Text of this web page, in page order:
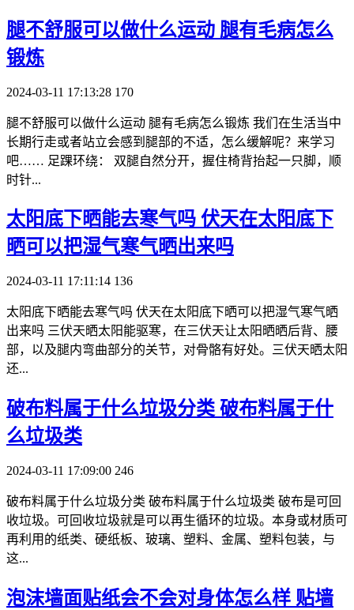
​腿不舒服可以做什么运动 腿有毛病怎么
锻炼
2024-03-11 17:13:28 170
腿不舒服可以做什么运动 腿有毛病怎么锻炼 我们在生活当中
长期行走或者站立会感到腿部的不适，怎么缓解呢？来学习
吧…… 足踝环绕： 双腿自然分开，握住椅背抬起一只脚，顺
时针...
​太阳底下晒能去寒气吗 伏天在太阳底下
晒可以把湿气寒气晒出来吗
2024-03-11 17:11:14 136
太阳底下晒能去寒气吗 伏天在太阳底下晒可以把湿气寒气晒
出来吗 三伏天晒太阳能驱寒，在三伏天让太阳晒晒后背、腰
部，以及腿内弯曲部分的关节，对骨骼有好处。三伏天晒太阳
还...
​破布料属于什么垃圾分类 破布料属于什
么垃圾类
2024-03-11 17:09:00 246
破布料属于什么垃圾分类 破布料属于什么垃圾类 破布是可回
收垃圾。可回收垃圾就是可以再生循环的垃圾。本身或材质可
再利用的纸类、硬纸板、玻璃、塑料、金属、塑料包装，与
这...
​泡沫墙面贴纸会不会对身体怎么样 贴墙